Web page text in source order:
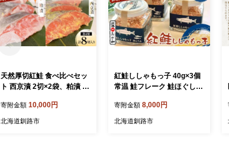
天然厚切紅鮭 食べ比べセッ
ト 西京漬 2切×2袋、粕漬 2
け 粕漬け 西京焼き 西京漬
海鮮 鮭 しゃけ シャケ北海
寄附金額 10,000円
北海道釧路市
紅鮭ししゃもっ子 40g×3個
常温 鮭フレーク 鮭ほぐし
ゃも 魚 魚介 海産物 海鮮 魚
卵 ご飯のお供 米 弁当 おか
寄附金額 8,000円
北海道釧路市